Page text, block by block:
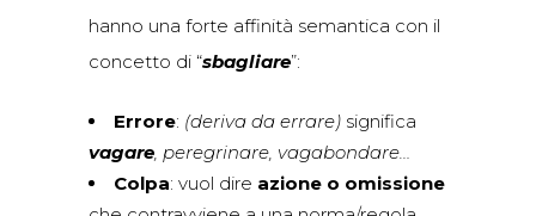
hanno una forte affinità semantica con il
concetto di “sbagliare”:
Errore: (deriva da errare) significa
vagare, peregrinare, vagabondare…
Colpa: vuol dire azione o omissione